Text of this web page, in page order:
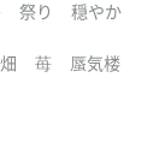
祭り 穏やか
苺 蜃気楼